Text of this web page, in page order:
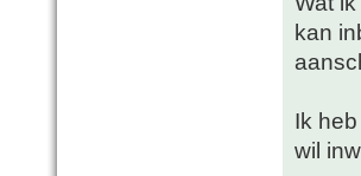
kan
Ik
wil